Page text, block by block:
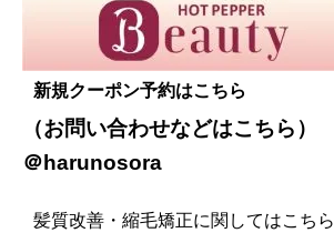
新規クーポン予約はこちら
（お問い合わせなどはこちら ）
＠harunosora
髪質改善・縮毛矯正に関してはこちら